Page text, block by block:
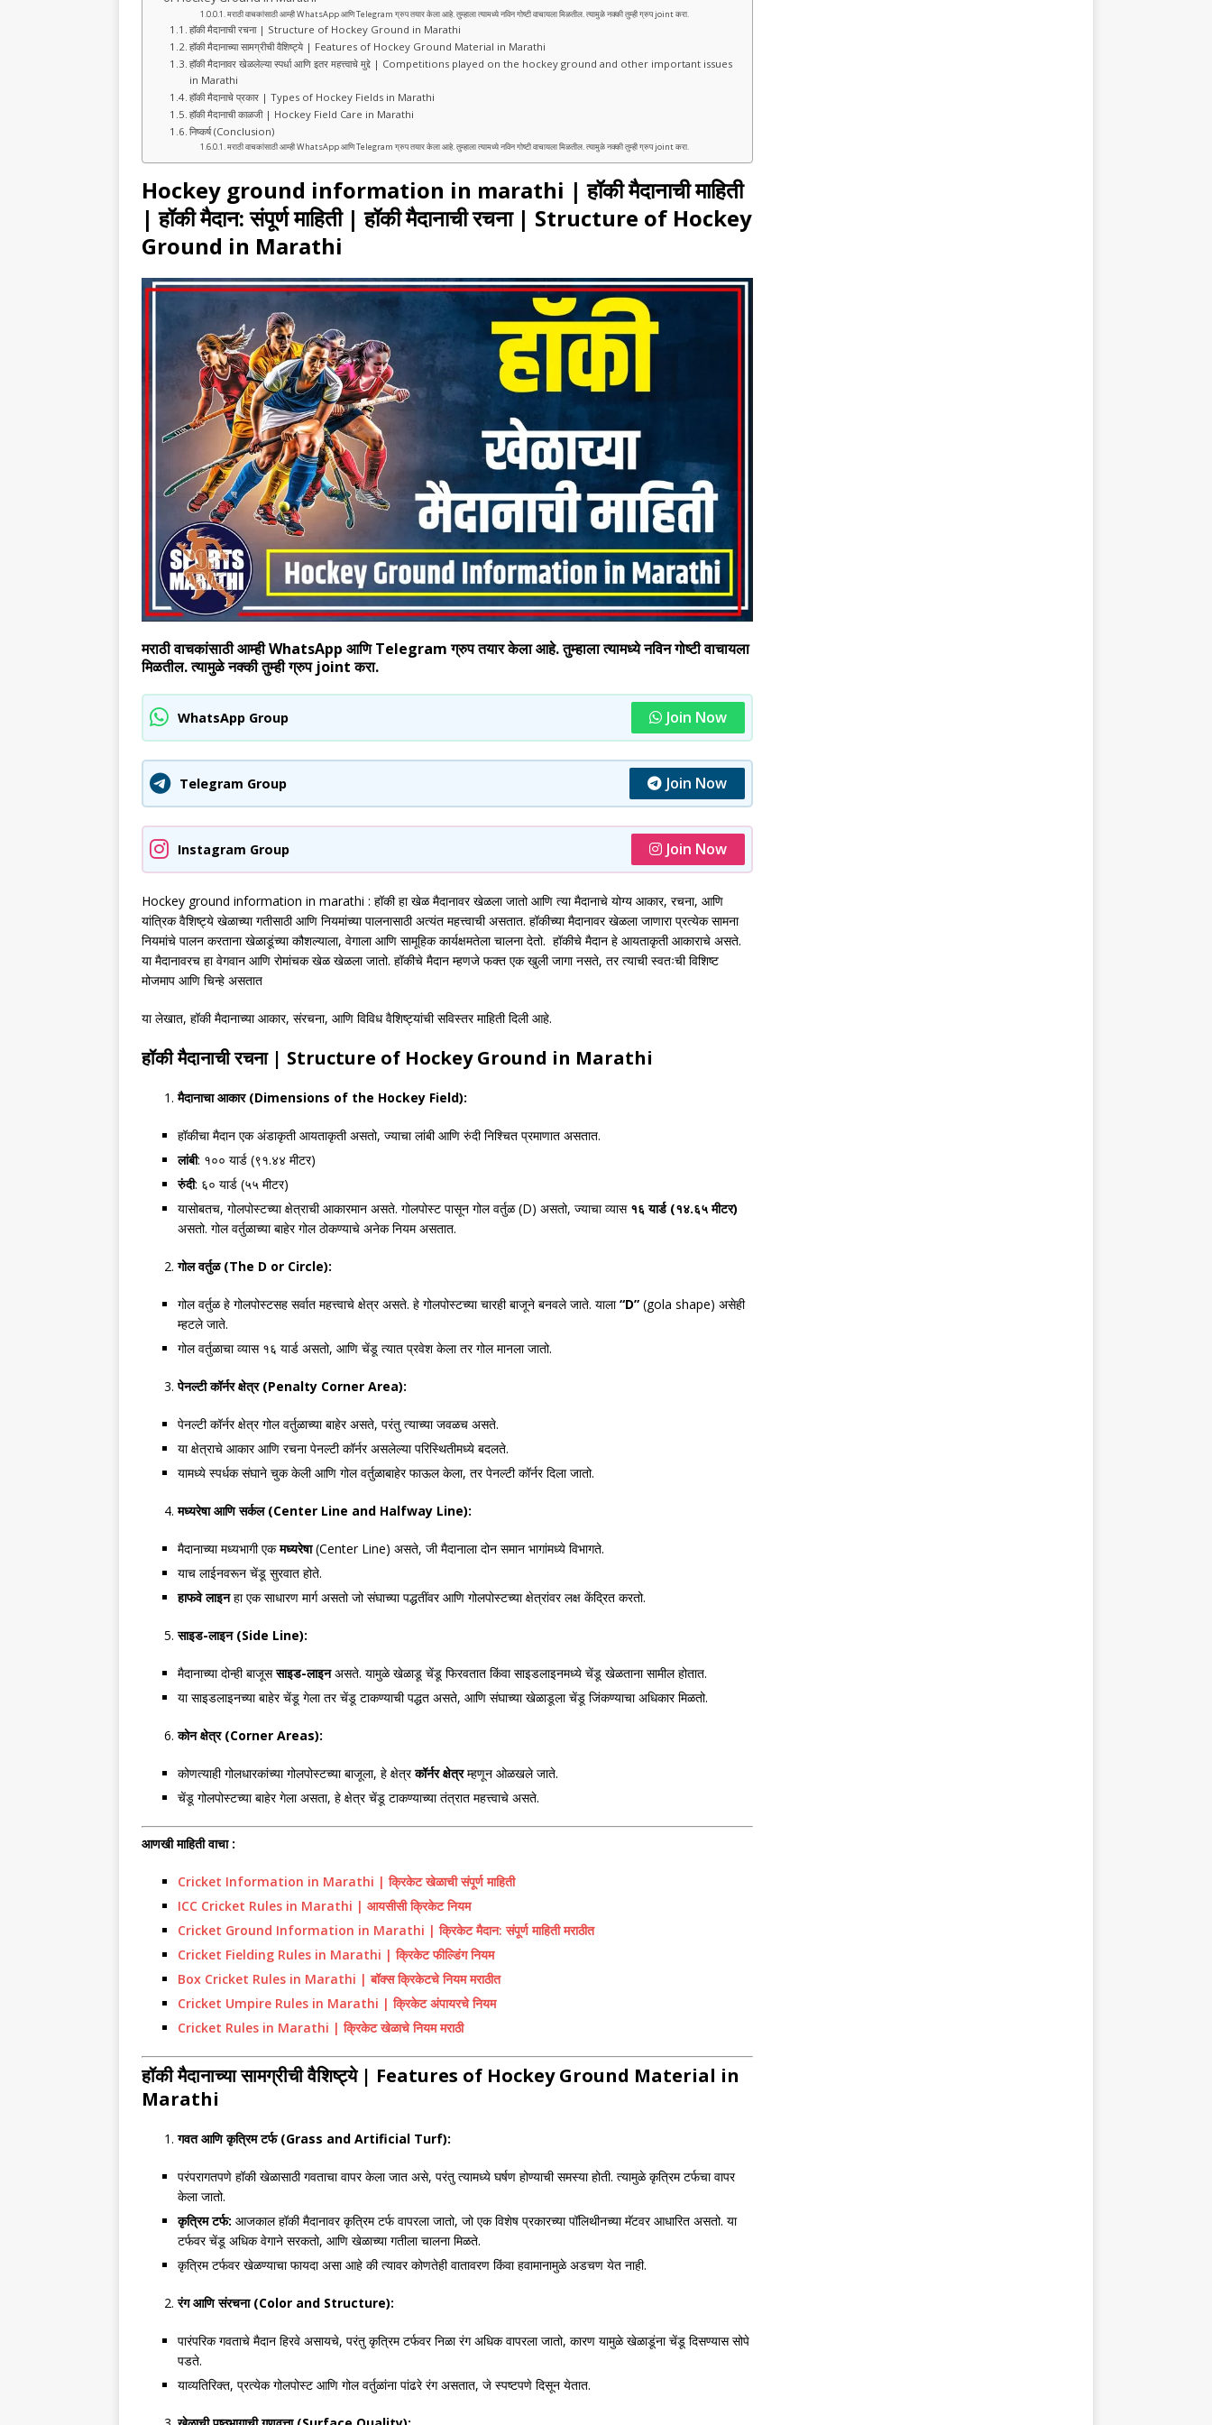
b
o
o
k
A
p
p
ra
m
मराठी वाचकांसाठी आम्ही WhatsApp आणि Telegram ग्रुप तयार केला आहे. तुम्हाला त्यामध्ये नविन गोष्टी वाचायला मिळतील. त्यामुळे नक्की तुम्ही ग्रुप joint करा.
हॉकी मैदानाची रचना | Structure of Hockey Ground in Marathi
हॉकी मैदानाच्या सामग्रीची वैशिष्ट्ये | Features of Hockey Ground Material in Marathi
हॉकी मैदानावर खेळलेल्या स्पर्धा आणि इतर महत्त्वाचे मुद्दे | Competitions played on the hockey ground and other important issues
in Marathi
हॉकी मैदानाचे प्रकार | Types of Hockey Fields in Marathi
हॉकी मैदानाची काळजी | Hockey Field Care in Marathi
निष्कर्ष (Conclusion)
मराठी वाचकांसाठी आम्ही WhatsApp आणि Telegram ग्रुप तयार केला आहे. तुम्हाला त्यामध्ये नविन गोष्टी वाचायला मिळतील. त्यामुळे नक्की तुम्ही ग्रुप joint करा.
Hockey ground information in marathi | हॉकी मैदानाची माहिती
|हॉकी मैदान: संपूर्ण माहिती | हॉकी मैदानाची रचना | Structure of Hockey
Ground in Marathi
मराठी वाचकांसाठी आम्ही WhatsApp आणि Telegram ग्रुप तयार केला आहे. तुम्हाला त्यामध्ये नविन गोष्टी वाचायला
मिळतील. त्यामुळे नक्की तुम्ही ग्रुप joint करा.
WhatsApp Group Join Now
Telegram Group Join Now
Instagram Group Join Now
Hockey ground information in marathi : हॉकी हा खेळ मैदानावर खेळला जातो आणि त्या मैदानाचे योग्य आकार, रचना, आणि
यांत्रिक वैशिष्ट्ये खेळाच्या गतीसाठी आणि नियमांच्या पालनासाठी अत्यंत महत्त्वाची असतात. हॉकीच्या मैदानावर खेळला जाणारा प्रत्येक सामना
नियमांचे पालन करताना खेळाडूंच्या कौशल्याला, वेगाला आणि सामूहिक कार्यक्षमतेला चालना देतो. हॉकीचे मैदान हे आयताकृती आकाराचे असते.
या मैदानावरच हा वेगवान आणि रोमांचक खेळ खेळला जातो. हॉकीचे मैदान म्हणजे फक्त एक खुली जागा नसते, तर त्याची स्वतःची विशिष्ट
मोजमाप आणि चिन्हे असतात
या लेखात, हॉकी मैदानाच्या आकार, संरचना, आणि विविध वैशिष्ट्यांची सविस्तर माहिती दिली आहे.
हॉकी मैदानाची रचना | Structure of Hockey Ground in Marathi
मैदानाचा आकार (Dimensions of the Hockey Field):
हॉकीचा मैदान एक अंडाकृती आयताकृती असतो, ज्याचा लांबी आणि रुंदी निश्चित प्रमाणात असतात.
लांबी: १०० यार्ड (९१.४४ मीटर)
रुंदी: ६० यार्ड (५५ मीटर)
यासोबतच, गोलपोस्टच्या क्षेत्राची आकारमान असते. गोलपोस्ट पासून गोल वर्तुळ (D) असतो, ज्याचा व्यास १६ यार्ड (१४.६५ मीटर)
असतो. गोल वर्तुळाच्या बाहेर गोल ठोकण्याचे अनेक नियम असतात.
गोल वर्तुळ (The D or Circle):
गोल वर्तुळ हे गोलपोस्टसह सर्वात महत्त्वाचे क्षेत्र असते. हे गोलपोस्टच्या चारही बाजूने बनवले जाते. याला“D” (gola shape) असेही
म्हटले जाते.
गोल वर्तुळाचा व्यास १६ यार्ड असतो, आणि चेंडू त्यात प्रवेश केला तर गोल मानला जातो.
पेनल्टी कॉर्नर क्षेत्र (Penalty Corner Area):
पेनल्टी कॉर्नर क्षेत्र गोल वर्तुळाच्या बाहेर असते, परंतु त्याच्या जवळच असते.
या क्षेत्राचे आकार आणि रचना पेनल्टी कॉर्नर असलेल्या परिस्थितीमध्ये बदलते.
यामध्ये स्पर्धक संघाने चुक केली आणि गोल वर्तुळाबाहेर फाऊल केला, तर पेनल्टी कॉर्नर दिला जातो.
मध्यरेषा आणि सर्कल (Center Line and Halfway Line):
मैदानाच्या मध्यभागी एकमध्यरेषा(Center Line) असते, जी मैदानाला दोन समान भागांमध्ये विभागते.
याच लाईनवरून चेंडू सुरवात होते.
हाफवे लाइनहा एक साधारण मार्ग असतो जो संघाच्या पद्धतींवर आणि गोलपोस्टच्या क्षेत्रांवर लक्ष केंद्रित करतो.
साइड-लाइन (Side Line):
मैदानाच्या दोन्ही बाजूससाइड-लाइनअसते. यामुळे खेळाडू चेंडू फिरवतात किंवा साइडलाइनमध्ये चेंडू खेळताना सामील होतात.
या साइडलाइनच्या बाहेर चेंडू गेला तर चेंडू टाकण्याची पद्धत असते, आणि संघाच्या खेळाडूला चेंडू जिंकण्याचा अधिकार मिळतो.
कोन क्षेत्र (Corner Areas):
कोणत्याही गोलधारकांच्या गोलपोस्टच्या बाजूला, हे क्षेत्रकॉर्नर क्षेत्रम्हणून ओळखले जाते.
चेंडू गोलपोस्टच्या बाहेर गेला असता, हे क्षेत्र चेंडू टाकण्याच्या तंत्रात महत्त्वाचे असते.
आणखी माहिती वाचा :
Cricket Information in Marathi | क्रिकेट खेळाची संपूर्ण माहिती
ICC Cricket Rules in Marathi | आयसीसी क्रिकेट नियम
Cricket Ground Information in Marathi | क्रिकेट मैदान: संपूर्ण माहिती मराठीत
Cricket Fielding Rules in Marathi | क्रिकेट फील्डिंग नियम
Box Cricket Rules in Marathi | बॉक्स क्रिकेटचे नियम मराठीत
Cricket Umpire Rules in Marathi | क्रिकेट अंपायरचे नियम
Cricket Rules in Marathi | क्रिकेट खेळाचे नियम मराठी
हॉकी मैदानाच्या सामग्रीची वैशिष्ट्ये | Features of Hockey Ground Material in
Marathi
गवत आणि कृत्रिम टर्फ (Grass and Artificial Turf):
परंपरागतपणे हॉकी खेळासाठी गवताचा वापर केला जात असे, परंतु त्यामध्ये घर्षण होण्याची समस्या होती. त्यामुळे कृत्रिम टर्फचा वापर
केला जातो.
कृत्रिम टर्फ: आजकाल हॉकी मैदानावर कृत्रिम टर्फ वापरला जातो, जो एक विशेष प्रकारच्या पॉलिथीनच्या मॅटवर आधारित असतो. या
टर्फवर चेंडू अधिक वेगाने सरकतो, आणि खेळाच्या गतीला चालना मिळते.
कृत्रिम टर्फवर खेळण्याचा फायदा असा आहे की त्यावर कोणतेही वातावरण किंवा हवामानामुळे अडचण येत नाही.
रंग आणि संरचना (Color and Structure):
पारंपरिक गवताचे मैदान हिरवे असायचे, परंतु कृत्रिम टर्फवर निळा रंग अधिक वापरला जातो, कारण यामुळे खेळाडूंना चेंडू दिसण्यास सोपे
पडते.
याव्यतिरिक्त, प्रत्येक गोलपोस्ट आणि गोल वर्तुळांना पांढरे रंग असतात, जे स्पष्टपणे दिसून येतात.